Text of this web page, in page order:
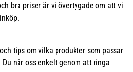
bra priser är vi övertygade om att vi
tips om vilka produkter som passar
når oss enkelt genom att ringa